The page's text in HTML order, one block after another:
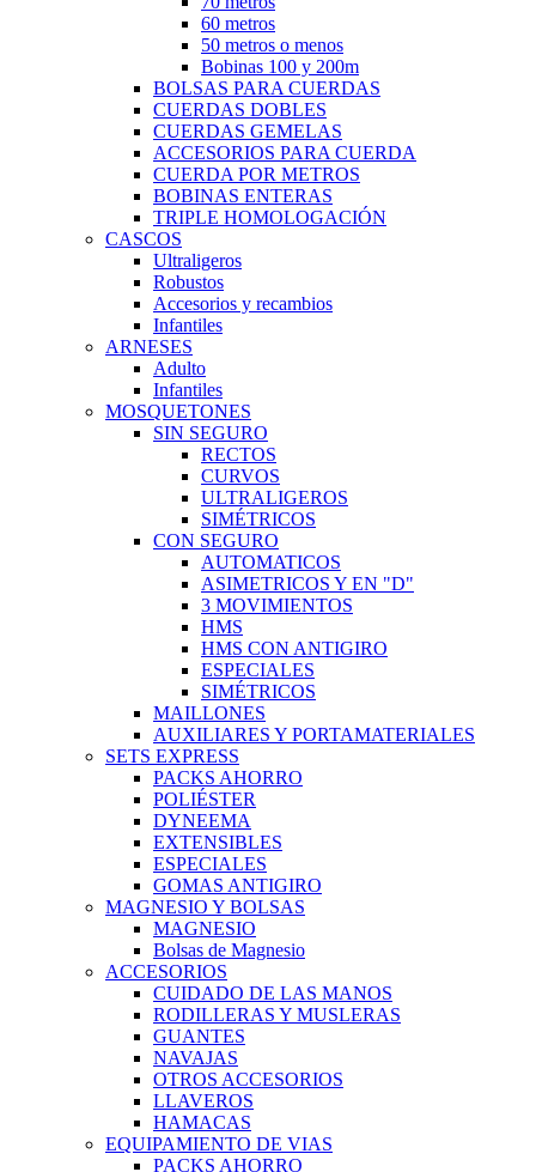
60 metros
50 metros o menos
Bobinas 100 y 200m
BOLSAS PARA CUERDAS
CUERDAS DOBLES
CUERDAS GEMELAS
ACCESORIOS PARA CUERDA
CUERDA POR METROS
BOBINAS ENTERAS
TRIPLE HOMOLOGACIÓN
CASCOS
Ultraligeros
Robustos
Accesorios y recambios
Infantiles
ARNESES
Adulto
Infantiles
MOSQUETONES
SIN SEGURO
RECTOS
CURVOS
ULTRALIGEROS
SIMÉTRICOS
CON SEGURO
AUTOMATICOS
ASIMETRICOS Y EN "D"
3 MOVIMIENTOS
HMS
HMS CON ANTIGIRO
ESPECIALES
SIMÉTRICOS
MAILLONES
AUXILIARES Y PORTAMATERIALES
SETS EXPRESS
PACKS AHORRO
POLIÉSTER
DYNEEMA
EXTENSIBLES
ESPECIALES
GOMAS ANTIGIRO
MAGNESIO Y BOLSAS
MAGNESIO
Bolsas de Magnesio
ACCESORIOS
CUIDADO DE LAS MANOS
RODILLERAS Y MUSLERAS
GUANTES
NAVAJAS
OTROS ACCESORIOS
LLAVEROS
HAMACAS
EQUIPAMIENTO DE VIAS
PACKS AHORRO